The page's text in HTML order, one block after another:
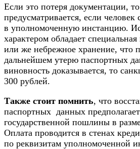
Если это потеря документации,
предусматривается, если человек
в уполномоченную инстанцию.
характером обладает
или же небрежное хранение, что
дальнейшем утерю паспортных
виновность доказывается, то
300 рублей.
Также стоит помнить, что
паспортных данных
государственной пошлины в
Оплата проводится в стенах
по реквизитам уполномоченной